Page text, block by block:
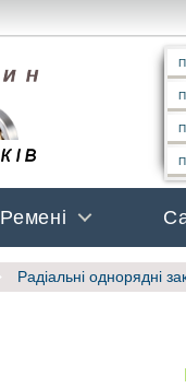
Ремені
Радіальні однорядні